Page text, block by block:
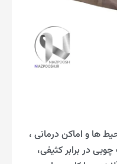
ها و اماکن درمانی ،
در برابر کثیفی،